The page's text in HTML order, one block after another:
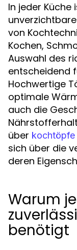
In jeder
von
Kochen,
Auswahl des
entscheidend
Hochwertige
optimale
auch die
über kochtöpfe
sich über die
deren
Warum
benötigt